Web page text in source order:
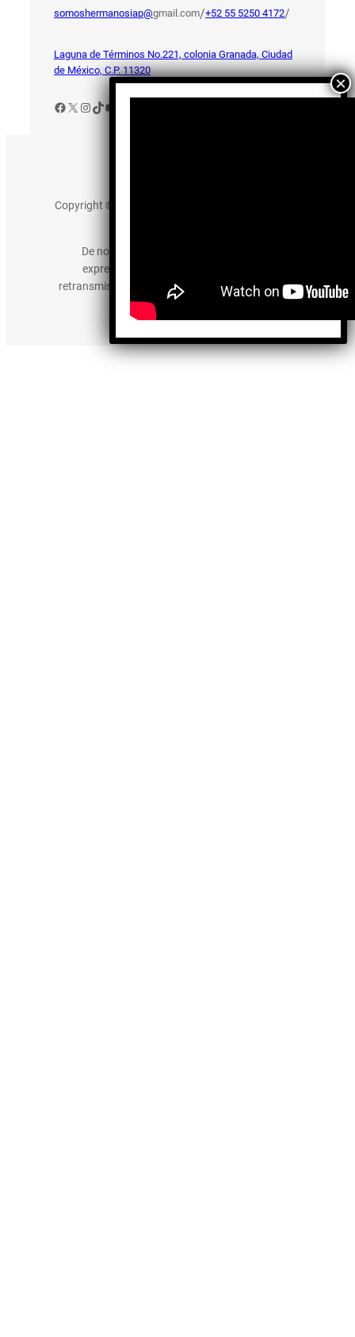
somoshermanosiap@gmail.com/+52 55 5250 4172/
Laguna de Términos No.221, colonia Granada, Ciudad
de México, C.P. 11320
Facebook
X Instagram
TikTok
YouTube
Copyright © 2025 somos-hermanos.mx. Todos los
De no existir previa autorización, queda
expresamente prohibida la publicación,
retransmisión, edición y cualquier otro uso de los
contenidos.